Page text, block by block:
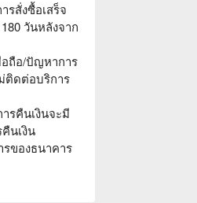
รสั่งซื้อเสร็จ
วันหลังจาก
อถือ/ปัญหาการ
ติดต่อบริการ
รคืนเงินจะมี
นเงิน
ของธนาคาร